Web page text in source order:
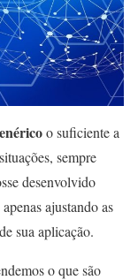
o suficiente a
sempre
desenvolvido
ajustando as
sua aplicação.
o que são